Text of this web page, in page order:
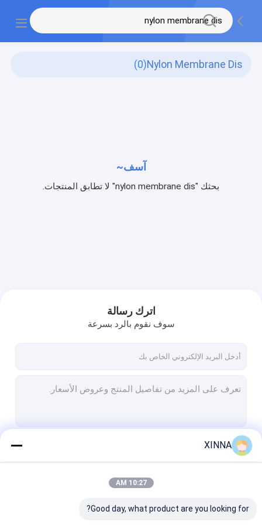
Nylon Membrane Dis
(0)
آسف~
بحثك "nylon membrane dis" لا تطابق المنتجات.
اترك رسالة
سوف نقوم بالرد بسرعة
XINNA
10:27 AM
Good day, what product are you looking for?